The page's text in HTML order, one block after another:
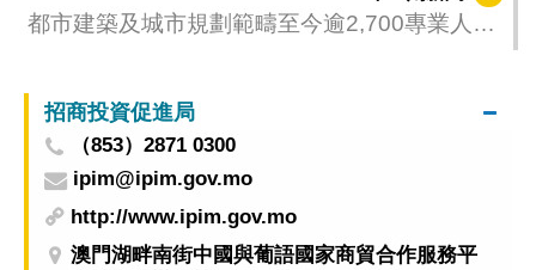
都市建築及城市規劃範疇至今逾2,700專業人士
招商投資促進局
（853）2871 0300
ipim@ipim.gov.mo
http://www.ipim.gov.mo
澳門湖畔南街中國與葡語國家商貿合作服務平